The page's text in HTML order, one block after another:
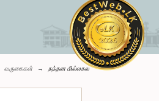
வருகைகள் நந்தன மில்லகல